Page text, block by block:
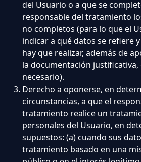
del Usuario o a que se
responsable del tratamiento
no completos (para lo que el
indicar a qué datos se refiere
hay que realizar, además de
la documentación justificativa,
necesario).
Derecho a oponerse, en
circunstancias, a que el
tratamiento realice un
personales del Usuario, en
supuestos: (a) cuando sus
tratamiento basado en una